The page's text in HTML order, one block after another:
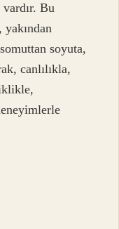
Bu
soyuta,
canlılıkla,